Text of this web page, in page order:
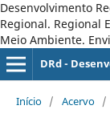
Desenvolvimento
Regional. Regional
Meio Ambiente.
DRd -
Início / Acervo /